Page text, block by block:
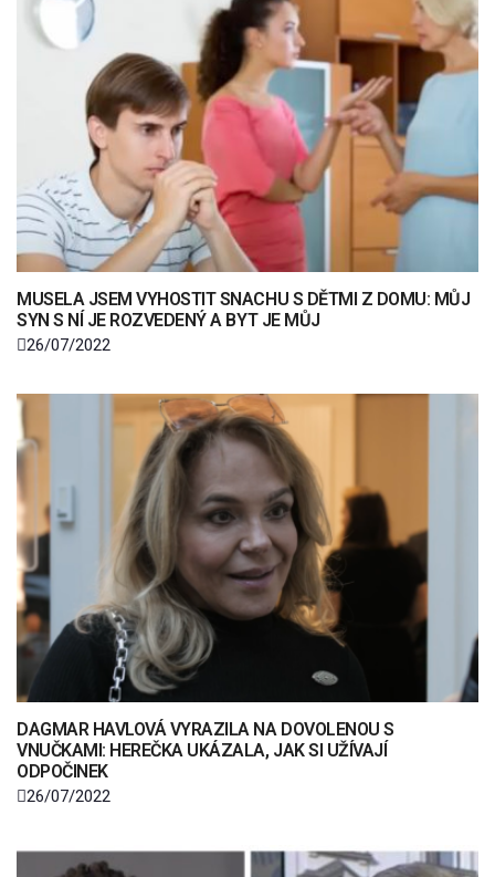
MUSELA JSEM VYHOSTIT SNACHU S DĚTMI Z DOMU: MŮJ
SYN S NÍ JE ROZVEDENÝ A BYT JE MŮJ
26/07/2022
DAGMAR HAVLOVÁ VYRAZILA NA DOVOLENOU S
VNUČKAMI: HEREČKA UKÁZALA, JAK SI UŽÍVAJÍ
ODPOČINEK
26/07/2022